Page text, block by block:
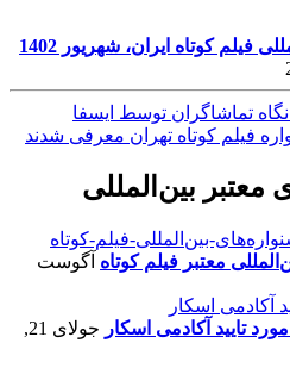
کوتاه ایران، شهریور 1402
نگاه تماشاگران توسط ایسفا
فیلم کوتاه تهران معرفی شدند
بین‌المللی
معتبر فیلم کوتاه آگوست
تایید آکادمی اسکار
جولای 21,